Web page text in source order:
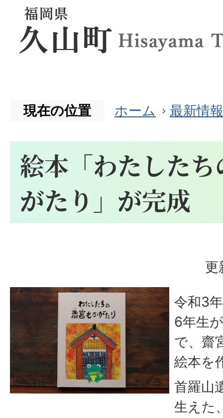
現在の位置 ホーム 最新情報
絵本「わたした
がたり」が完成
更
令和3
6年生
で、齋
絵本を
首羅山
生えた